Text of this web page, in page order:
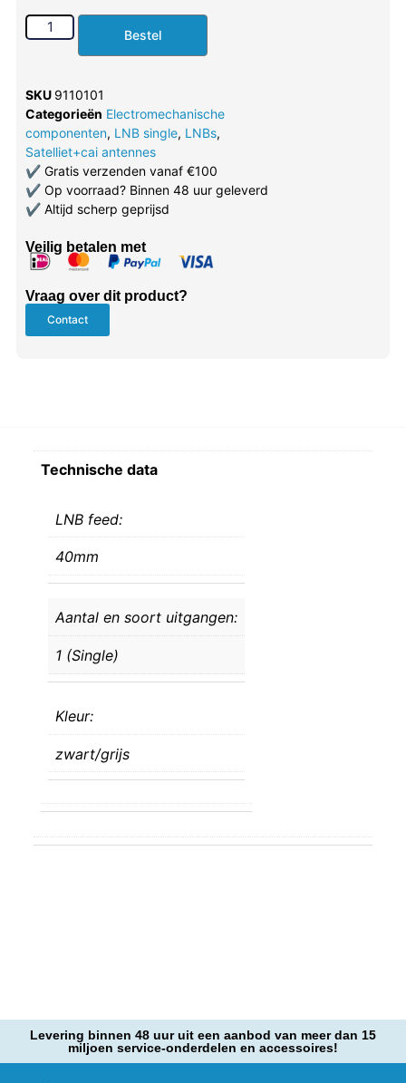
Bestel
SKU 9110101
Categorieën Electromechanische
componenten, LNB single, LNBs,
Satelliet+cai antennes
✔Gratis verzenden vanaf €100
✔Op voorraad? Binnen 48 uur geleverd
✔Altijd scherp geprijsd
Veilig betalen met
Vraag over dit product?
Contact
Technische data
LNB feed:
40mm
Aantal en soort uitgangen:
1 (Single)
Kleur:
zwart/grijs
Levering binnen 48 uur uit een aanbod van meer dan 15
miljoen service-onderdelen en accessoires!